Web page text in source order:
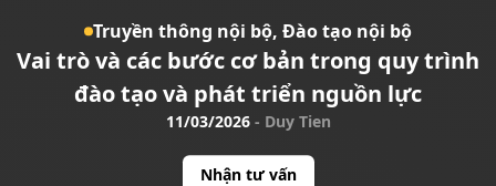
Truyền thông nội bộ, Đào tạo nội bộ
Vai trò và các bước cơ bản trong quy trình
đào tạo và phát triển nguồn lực
11/03/2026 - Duy Tien
Nhận tư vấn